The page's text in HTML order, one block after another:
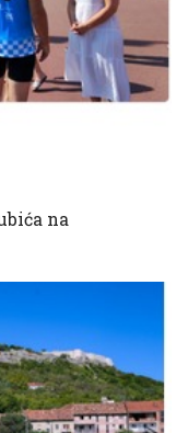
na